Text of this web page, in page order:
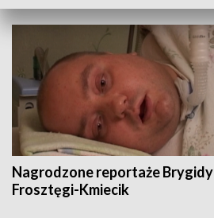
Nagrodzone reportaże Brygidy
Frosztęgi-Kmiecik